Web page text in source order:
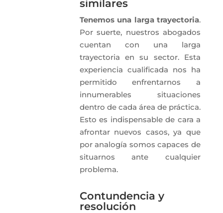
similares
Tenemos una larga trayectoria.
Por suerte, nuestros abogados
cuentan con una larga
trayectoria en su sector. Esta
experiencia cualificada nos ha
permitido enfrentarnos a
innumerables situaciones
dentro de cada área de práctica.
Esto es indispensable de cara a
afrontar nuevos casos, ya que
por analogía somos capaces de
situarnos ante cualquier
problema.
Contundencia y
resolución